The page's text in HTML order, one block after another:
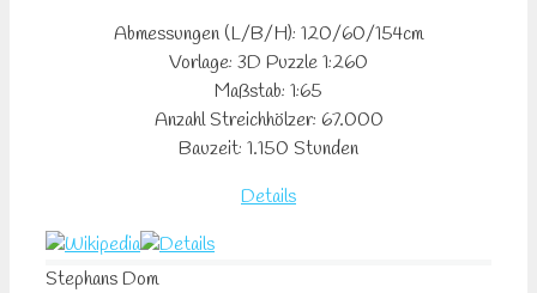
Abmessungen (L/B/H): 120/60/154cm
Vorlage: 3D Puzzle 1:260
Maßstab: 1:65
Anzahl Streichhölzer: 67.000
Bauzeit: 1.150 Stunden
Details
Stephans Dom